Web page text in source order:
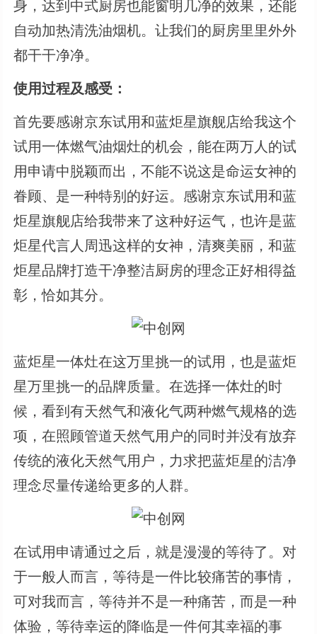
身，达到中式厨房也能窗明几净的效果，还能
自动加热清洗油烟机。让我们的厨房里里外外
都干干净净。
使用过程及感受：
首先要感谢京东试用和蓝炬星旗舰店给我这个
试用一体燃气油烟灶的机会，能在两万人的试
用申请中脱颖而出，不能不说这是命运女神的
眷顾、是一种特别的好运。感谢京东试用和蓝
炬星旗舰店给我带来了这种好运气，也许是蓝
炬星代言人周迅这样的女神，清爽美丽，和蓝
炬星品牌打造干净整洁厨房的理念正好相得益
彰，恰如其分。
蓝炬星一体灶在这万里挑一的试用，也是蓝炬
星万里挑一的品牌质量。在选择一体灶的时
候，看到有天然气和液化气两种燃气规格的选
项，在照顾管道天然气用户的同时并没有放弃
传统的液化天然气用户，力求把蓝炬星的洁净
理念尽量传递给更多的人群。
在试用申请通过之后，就是漫漫的等待了。对
于一般人而言，等待是一件比较痛苦的事情，
可对我而言，等待并不是一种痛苦，而是一种
体验，等待幸运的降临是一件何其幸福的事